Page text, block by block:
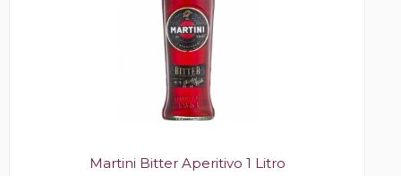
Martini Bitter Aperitivo 1 Litro